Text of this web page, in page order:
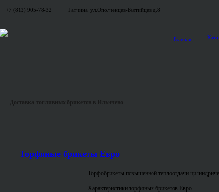
+7 (812) 905-78-32 Гатчина, ул.Ополченцев-Балтийцев д.8
Главная
Доставка топливных брикетов в Ильичево
Торфяные брикеты Евро
Торфобрикеты повышенной теплоотдачи
Характеристики торфяных брикетов Евро